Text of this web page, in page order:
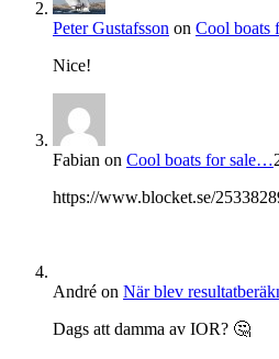
Peter Gustafsson on Cool boats
Nice!
Fabian on Cool boats for sale…
https://www.blocket.se/
André on När blev
Dags att damma av IOR? 🤔